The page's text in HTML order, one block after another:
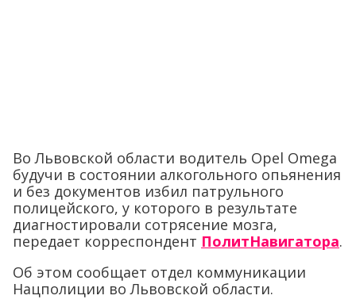
Во Львовской области водитель Opel Omega
будучи в состоянии алкогольного опьянения
и без документов избил патрульного
полицейского, у которого в результате
диагностировали сотрясение мозга,
передает корреспондент ПолитНавигатора.
Об этом сообщает отдел коммуникации
Нацполиции во Львовской области.